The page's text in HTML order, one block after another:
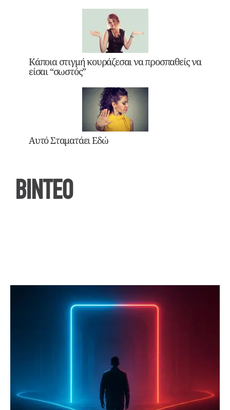
Κάποια στιγμή κουράζεσαι να προσπαθείς να
είσαι “σωστός”
Αυτό Σταματάει Εδώ
ΒΙΝΤΕΟ